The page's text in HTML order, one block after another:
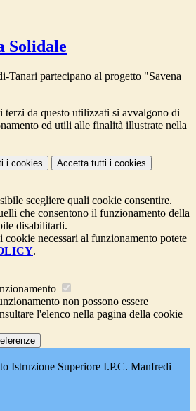
Solidale
Tanari partecipano al progetto "Savena
terzi da questo utilizzati si avvalgono di
ed utili alle finalità illustrate nella
i cookies Accetta tutti i cookies
scegliere quali cookie consentire.
che consentono il funzionamento della
disabilitarli.
cookie necessari al funzionamento potete
.
non possono essere
l'elenco nella pagina della cookie
Istruzione Superiore I.P.C. Manfredi